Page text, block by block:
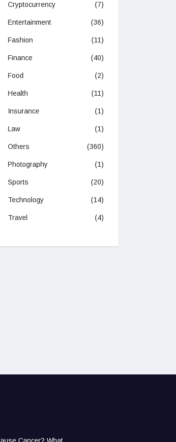
SPORTS
Betting: Unveiling the
Gambling Realm
Cryptocurrency (7)
Entertainment (36)
Fashion (11)
Finance (40)
Food (2)
Health (11)
Insurance (1)
Law (1)
Others (360)
Photography (1)
Sports (20)
Technology (14)
Travel (4)
a Real Time